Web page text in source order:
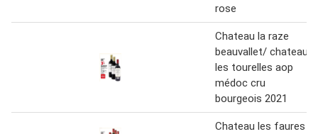
rose
Chateau la raze
beauvallet/ chateau
les tourelles aop
médoc cru
bourgeois 2021
Chateau les faures